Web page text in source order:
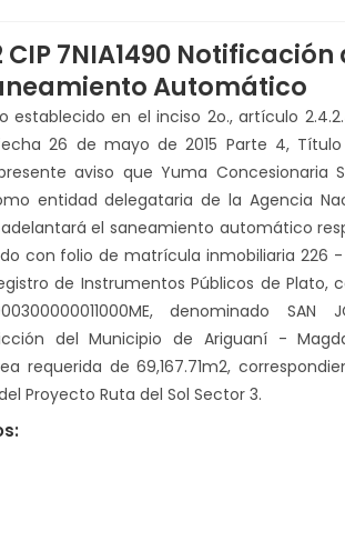
CIP 7NIA1490 Notificación
Automático
establecido en el inciso 2o., artículo
26 de mayo de 2015 Parte 4, Título
aviso que Yuma Concesionaria
entidad delegataria de la Agencia
el saneamiento automático
con folio de matrícula inmobiliaria 226
de Instrumentos Públicos de Plato,
denominado SAN
del Municipio de Ariguaní -
requerida de 69,167.71m2,
Proyecto Ruta del Sol Sector 3.